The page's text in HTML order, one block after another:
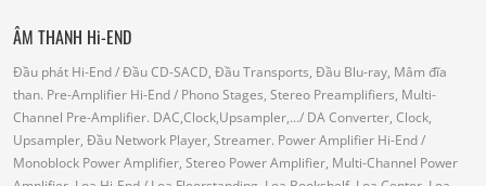
ÂM THANH Hi-END
Đầu phát Hi-End/ Đầu CD-SACD, Đầu Transports, Đầu Blu-ray, Mâm đĩa
than. Pre-Amplifier Hi-End/ Phono Stages, Stereo Preamplifiers, Multi-
Channel Pre-Amplifier. DAC,Clock,Upsampler,.../ DA Converter, Clock,
Upsampler, Đầu Network Player, Streamer. Power Amplifier Hi-End/
Monoblock Power Amplifier, Stereo Power Amplifier, Multi-Channel Power